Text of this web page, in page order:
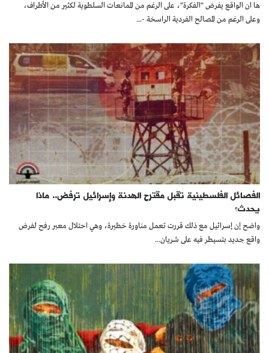
ها ان الواقع يفرض "الفكرة"، على الرغم من الممانعات السلطوية لكثير من الأطراف،
وعلى الرغم من المصالح الفردية الراسخة -...
الفصائل الفلسطينية تقبل مقترح الهدنة وإسرائيل ترفض.. ماذا
يحدث؟
واضح إن إسرائيل مع ذلك قررت تعمل مناورة خطيرة، وهي احتلال معبر رفح لفرض
واقع جديد بتسيطر فيه على شريان...